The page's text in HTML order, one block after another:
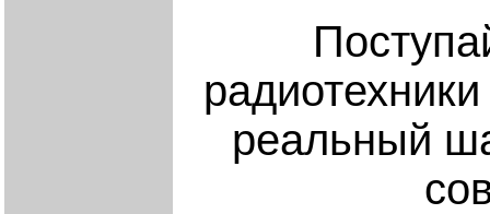
реальный